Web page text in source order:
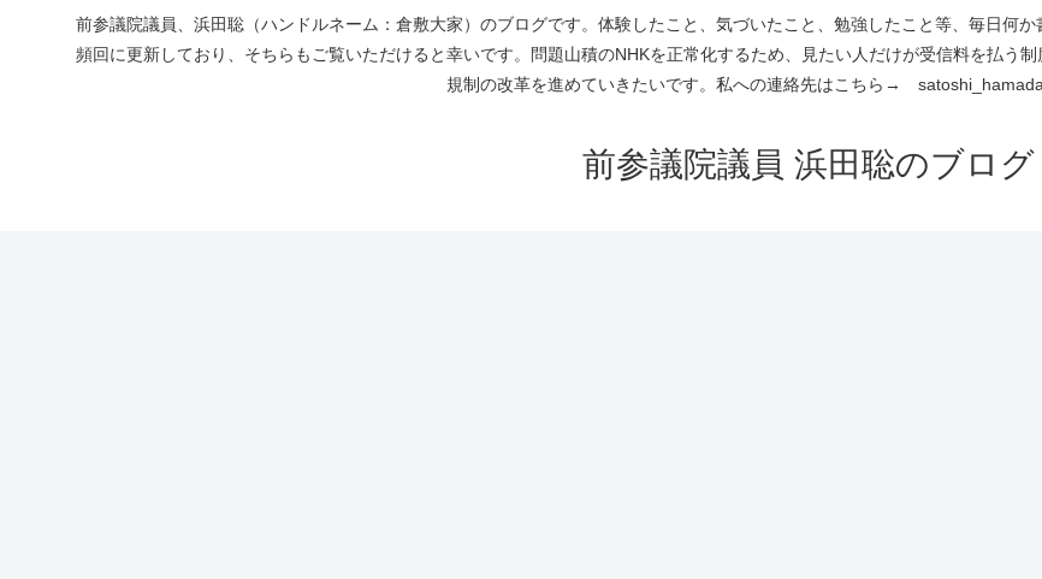
前参議院議員、浜田聡（ハンドルネーム：倉敷大家）のブログです。体験したこと、気づいたこと、勉強したこと等、毎日何
頻回に更新しており、そちらもご覧いただけると幸いです。問題山積のNHKを正常化するため、見たい人だけが受信料を払う
規制の改革を進めていきたいです。私への連絡先はこちら→
前参議院議員 浜田聡のブログ